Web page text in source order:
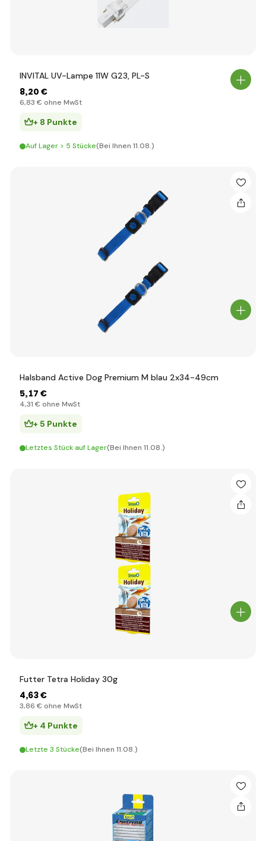
INVITAL UV-Lampe 11W G23, PL-S
8,20 €
6,83 € ohne MwSt
+ 8 Punkte
Auf Lager > 5 Stücke(Bei Ihnen 11.08.)
Halsband Active Dog Premium M blau 2x34-49cm
5,17 €
4,31 € ohne MwSt
+ 5 Punkte
Letztes Stück auf Lager(Bei Ihnen 11.08.)
Futter Tetra Holiday 30g
4,63 €
3,86 € ohne MwSt
+ 4 Punkte
Letzte 3 Stücke(Bei Ihnen 11.08.)